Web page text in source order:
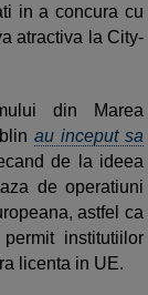
in a concura cu
atractiva la City-
din Marea
au inceput sa
de la ideea
de operatiuni
astfel ca
institutiilor
licenta in UE.